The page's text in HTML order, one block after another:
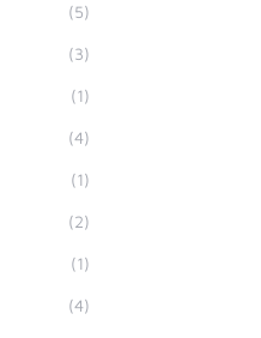
(5)
(3)
(1)
(4)
(1)
(2)
(1)
(4)